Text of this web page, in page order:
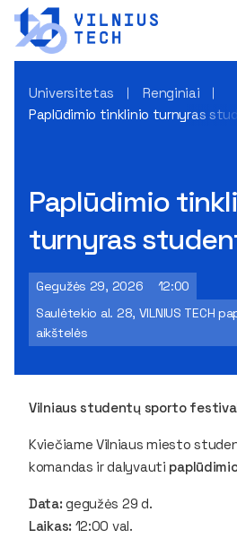
Universitetas
Renginiai
Paplūdimio tinklinio turnyras
Paplūdimio
turnyras
Gegužės 29, 2026
12:00
Saulėtekio al. 28, VILNIUS TECH
aikštelės
Vilniaus studentų sporto
Kviečiame Vilniaus miesto
komandas ir dalyvauti
Data:gegužės 29 d.
Laikas:12:00 val.